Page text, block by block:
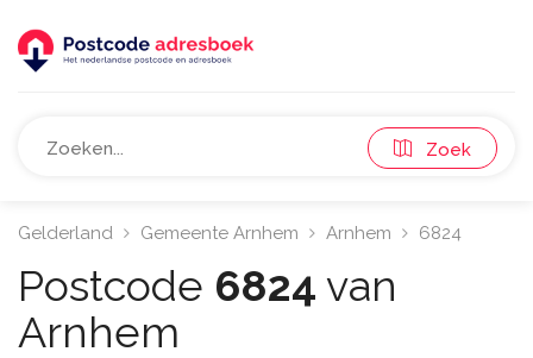
Zoek
Gelderland Gemeente Arnhem Arnhem 6824
Postcode 6824 van
Arnhem